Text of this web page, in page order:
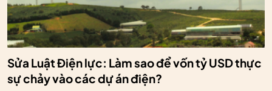
Sửa Luật Điện lực: Làm sao để vốn tỷ USD thực
sự chảy vào các dự án điện?